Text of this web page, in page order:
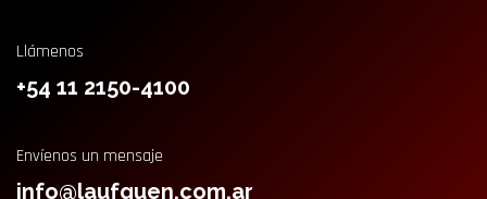
Llámenos
+54 11 2150-4100
Envíenos un mensaje
info@laufquen.com.ar